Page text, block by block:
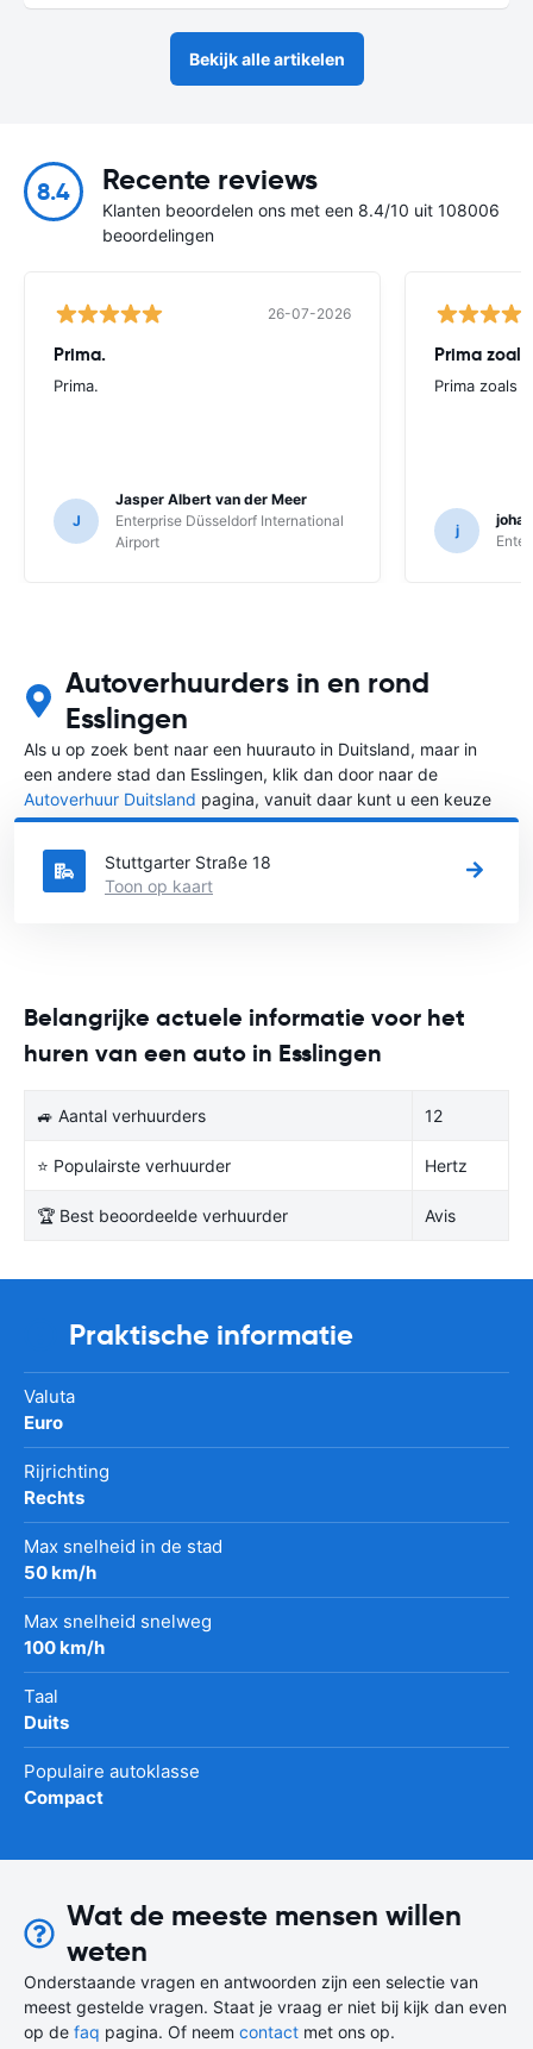
Bekijk alle artikelen
8.4 Recente reviews
Klanten beoordelen ons met een 8.4/10 uit 108006
beoordelingen
26-07-2026
Prima.
Prima.
J
Jasper Albert van der Meer
Enterprise Düsseldorf International
Airport
Prima
Prima zoals
j
Autoverhuurders in en rond
Esslingen
Als u op zoek bent naar een huurauto in Duitsland, maar in
een andere stad dan Esslingen, klik dan door naar de
Autoverhuur Duitsland pagina, vanuit daar kunt u een keuze
maken in welke stad in Duitsland u een auto huren wilt.
Stuttgarter Straße 18
Toon op kaart
Belangrijke actuele informatie voor het
huren van een auto in Esslingen
🚙 Aantal verhuurders 12
⭐ Populairste verhuurder Hertz
🏆 Best beoordeelde verhuurder Avis
Praktische informatie
Valuta
Euro
Rijrichting
Rechts
Max snelheid in de stad
50 km/h
Max snelheid snelweg
100 km/h
Taal
Duits
Populaire autoklasse
Compact
Wat de meeste mensen willen
weten
Onderstaande vragen en antwoorden zijn een selectie van
meest gestelde vragen. Staat je vraag er niet bij kijk dan even
op de faq pagina. Of neem contact met ons op.